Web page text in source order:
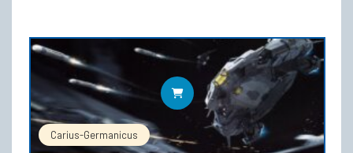
Carius-Germanicus
WEITERLESEN